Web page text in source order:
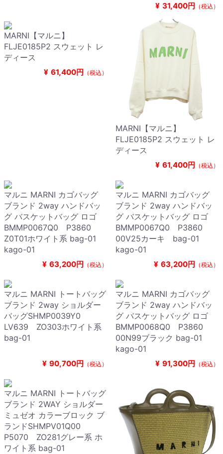
¥ 31,400円 （税込）
MARNI【マルニ】
FLJE0185P2 スウェット レ
ディース
¥ 61,400円 （税込）
MARNI【マルニ】
FLJE0185P2 スウェット レ
ディース
¥ 61,400円 （税込）
マルニ MARNI カゴバッグ
ブランド 2way ハンドバッ
グ バスケットバッグ ロゴ
BMMP0067Q0 P3860
Z0T01ホワイト系 bag-01
kago-01
¥ 63,200円 （税込）
マルニ MARNI カゴバッグ
ブランド 2way ハンドバッ
グ バスケットバッグ ロゴ
BMMP0067Q0 P3860
00V25カーキ bag-01
kago-01
¥ 63,200円 （税込）
マルニ MARNI トートバッグ
ブランド 2way ショルダー
バッグSHMP0039Y0
LV639 ZO303ホワイト系
bag-01
¥ 90,700円 （税込）
マルニ MARNI カゴバッグ
ブランド 2way ハンドバッ
グ バスケットバッグ ロゴ
BMMP0068Q0 P3860
00N99ブラック bag-01
kago-01
¥ 91,300円 （税込）
マルニ MARNI トートバッグ
ブランド 2WAY ショルダー
ミュゼオ カラーブロック ブ
ランドSHMPV01Q00
P5070 ZO281グレー系 ホ
ワイト系 bag-01